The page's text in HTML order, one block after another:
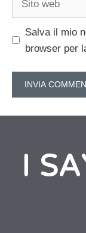
Salva il mio
browser per